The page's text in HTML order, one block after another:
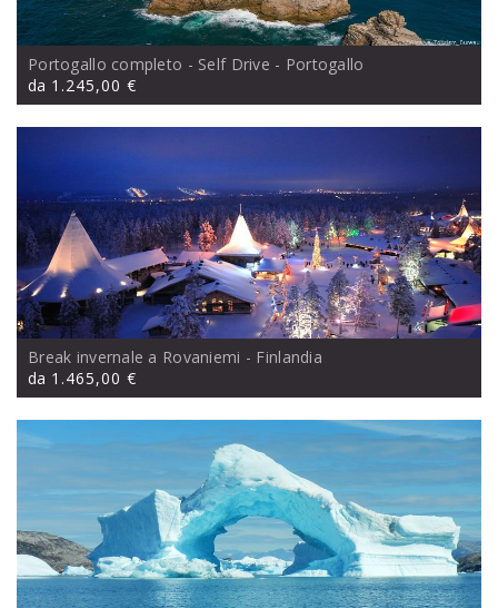
Portogallo completo - Self Drive - Portogallo
da 1.245,00 €
Break invernale a Rovaniemi - Finlandia
da 1.465,00 €